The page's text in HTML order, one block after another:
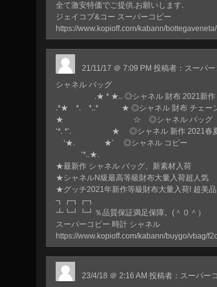
全て激安特価でご提供.お願いします.
ジェイコブ&コー スーパーコピー
https://www.kopioff.com/kabann/
21/11/17 ＠ 7:09 PM 投稿者：スーパ
シャネル バッグ
.★ * ★.. ◎シャネル 財布 2021新作
.*★ *. *..* ★ ◎シャネル 財布 チェー
★ ☆ ◎シャネル バッグ
‘*. *’. ★ ◎シャネル 新作 2021春
‘★. ★’ ◎シャネル コピー
‘*..★.
★最新作 シャネル バッグ、新素材入荷
★シャネルN級最高等級財布大量入荷超人気
★グッチ2021年新作等級財布大量入荷! 超美
┓┏┓┏┓
┻┗┛┗┛％品質保証満足保障。(＾０＾）
スーパーコピー 時計 シャネル
https://www.kopioff.com/kabann/buygo/vbag/
23/4/18 ＠ 2:16 AM 投稿者：スーパー